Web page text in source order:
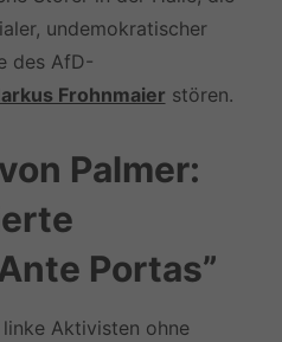
undemokratischer
des AfD-
Frohnmaier stören.
Palmer:
Portas”
Aktivisten ohne